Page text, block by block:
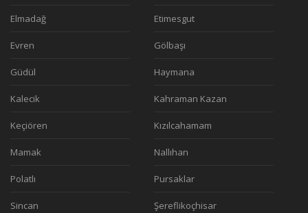
Elmadağ Etimesgut
Evren Gölbaşı
Güdül Haymana
Kalecik Kahraman Kazan
Keçiören Kızılcahamam
Mamak Nallıhan
Polatlı Pursaklar
Sincan Şereflikoçhisar